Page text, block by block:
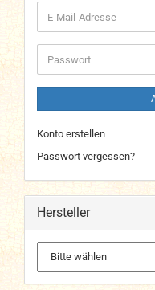
E-
Mail-
Adresse
Passwort
Konto erstellen
Passwort vergessen?
Hersteller